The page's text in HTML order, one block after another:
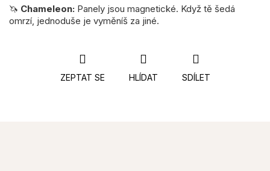
🦄 Chameleon: Panely jsou magnetické. Když tě šedá
omrzí, jednoduše je vyměníš za jiné.
ZEPTAT SE HLÍDAT SDÍLET